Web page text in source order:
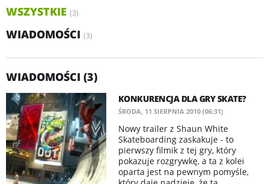
WSZYSTKIE (3)
WIADOMOŚCI (3)
WIADOMOŚCI (3)
KONKURENCJA DLA GRY SKATE?
ŚRODA, 11 SIERPNIA 2010 (06:31)
Nowy trailer z Shaun White
Skateboarding zaskakuje - to
pierwszy filmik z tej gry, który
pokazuje rozgrywkę, a ta z kolei
oparta jest na pewnym pomyśle,